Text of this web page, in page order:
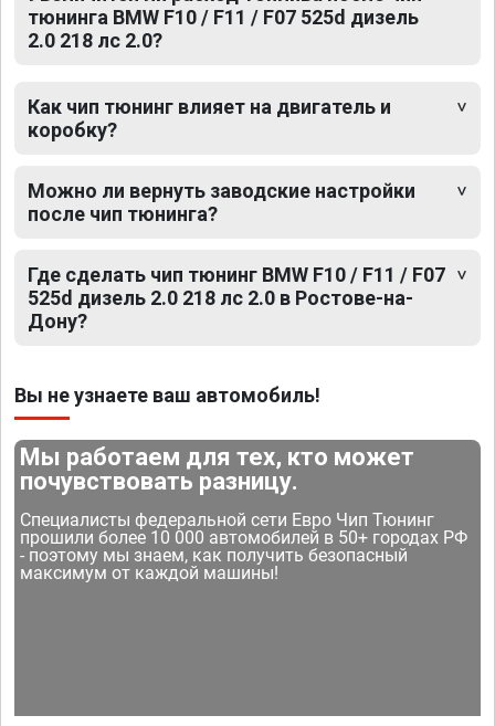
тюнинга BMW F10 / F11 / F07 525d дизель
2.0 218 лс 2.0?
Как чип тюнинг влияет на двигатель и
коробку?
Можно ли вернуть заводские настройки
после чип тюнинга?
Где сделать чип тюнинг BMW F10 / F11 / F07
525d дизель 2.0 218 лс 2.0 в Ростове-на-
Дону?
Вы не узнаете ваш автомобиль!
Мы работаем для тех, кто может
почувствовать разницу.
Специалисты федеральной сети Евро Чип Тюнинг
прошили более 10 000 автомобилей в 50+ городах РФ
- поэтому мы знаем, как получить безопасный
максимум от каждой машины!